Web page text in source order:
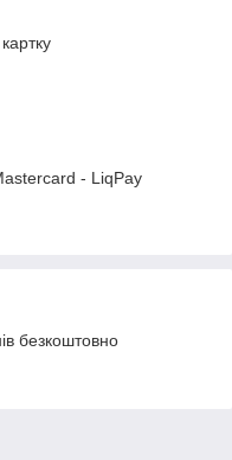
- LiqPay
безкоштовно